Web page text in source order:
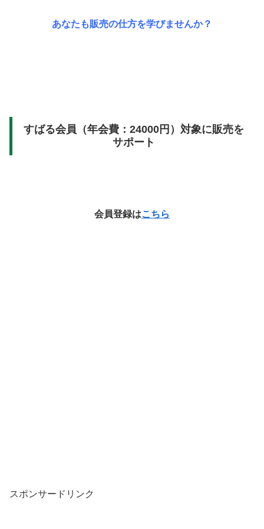
あなたも販売の仕方を学びませんか？
すばる会員（年会費：24000円）対象に販売を
サポート
会員登録はこちら
スポンサードリンク